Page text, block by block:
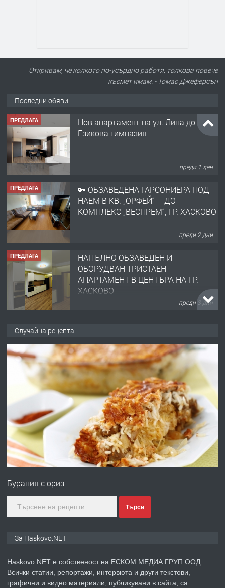
Откривам, че колкото по-усърдно работя, толкова повече
късмет имам. - Томас Джеферсън
Последни обяви
ПРЕДЛАГА
Нов апартамент на ул. Липа до
Езикова гимназия
преди 1 ден
ПРЕДЛАГА
🔑 ОБЗАВЕДЕНА ГАРСОНИЕРА ПОД
НАЕМ В КВ. „ОРФЕЙ“ – ДО
КОМПЛЕКС „ВЕСПРЕМ“, ГР. ХАСКОВО
преди 2 дни
ПРЕДЛАГА
НАПЪЛНО ОБЗАВЕДЕН И
ОБОРУДВАН ТРИСТАЕН
АПАРТАМЕНТ В ЦЕНТЪРА НА ГР.
ХАСКОВО
преди 3 дни
преди 3 дни
ПРЕДЛАГА
№4120 Магазин/Офис под наем в кв.
Любен Каравелов, Хасково-близо до
градската градина!
преди 3 дни
ПРЕДЛАГА
ПРОСТОРЕН ТРИСТАЕН
преди 4 дни
Случайна рецепта
Бурания с ориз
Търси
За Haskovo.NET
Haskovo.NET е собственост на ЕСКОМ МЕДИА ГРУП ООД.
Всички статии, репортажи, интервюта и други текстови,
графични и видео материали, публикувани в сайта, са